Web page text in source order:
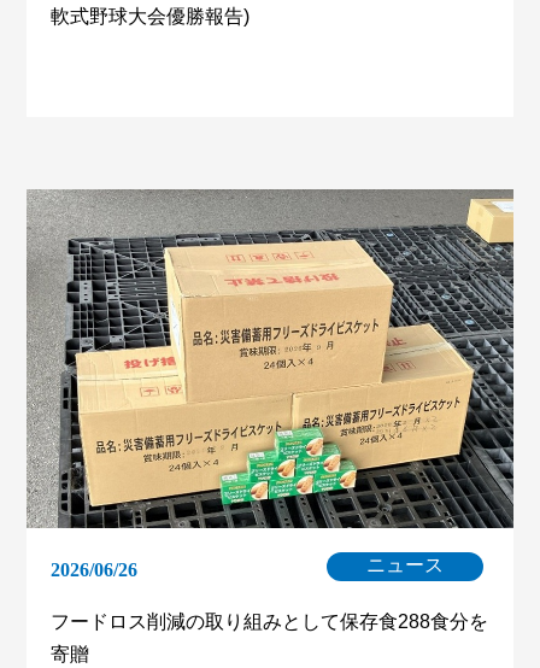
軟式野球大会優勝報告)
2026/06/26 ニュース
フードロス削減の取り組みとして保存食288食分を
寄贈